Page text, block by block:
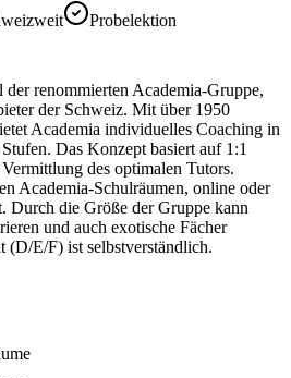
Probelektion
renommierten Academia-Gruppe,
der Schweiz. Mit über 1950
Academia individuelles Coaching in
Das Konzept basiert auf 1:1
des optimalen Tutors.
Academia-Schulräumen, online oder
Durch die Größe der Gruppe kann
und auch exotische Fächer
(D/E/F) ist selbstverständlich.